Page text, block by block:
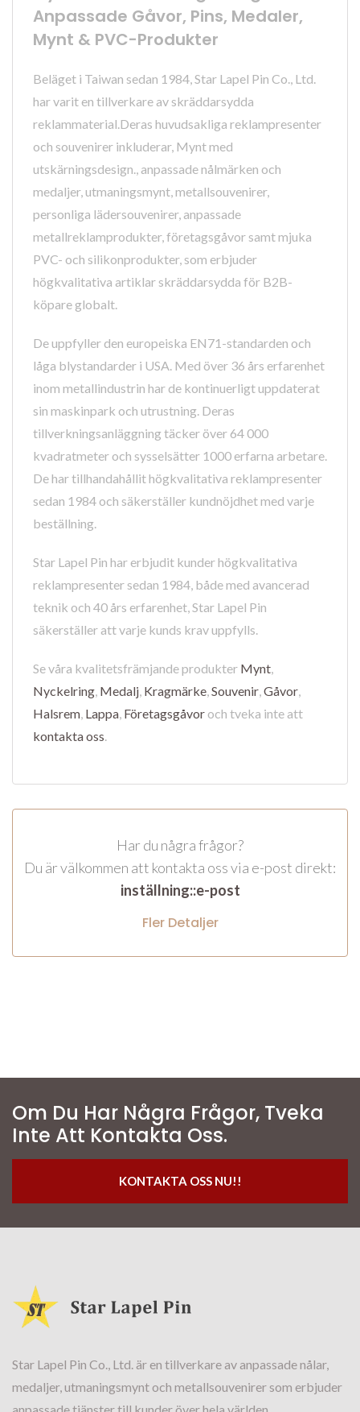
Anpassade Gåvor, Pins, Medaler,
Mynt & PVC-Produkter
Beläget i Taiwan sedan 1984, Star Lapel Pin Co., Ltd.
har varit en tillverkare av skräddarsydda
reklammaterial.Deras huvudsakliga reklampresenter
och souvenirer inkluderar, Mynt med
utskärningsdesign., anpassade nålmärken och
medaljer, utmaningsmynt, metallsouvenirer,
personliga lädersouvenirer, anpassade
metallreklamprodukter, företagsgåvor samt mjuka
PVC- och silikonprodukter, som erbjuder
högkvalitativa artiklar skräddarsydda för B2B-
köpare globalt.
De uppfyller den europeiska EN71-standarden och
låga blystandarder i USA. Med över 36 års erfarenhet
inom metallindustrin har de kontinuerligt uppdaterat
sin maskinpark och utrustning. Deras
tillverkningsanläggning täcker över 64 000
kvadratmeter och sysselsätter 1000 erfarna arbetare.
De har tillhandahållit högkvalitativa reklampresenter
sedan 1984 och säkerställer kundnöjdhet med varje
beställning.
Star Lapel Pin har erbjudit kunder högkvalitativa
reklampresenter sedan 1984, både med avancerad
teknik och 40 års erfarenhet, Star Lapel Pin
säkerställer att varje kunds krav uppfylls.
Se våra kvalitetsfrämjande produkter Mynt,
Nyckelring, Medalj, Kragmärke,Souvenir,Gåvor,
Halsrem, Lappa, Företagsgåvor och tveka inte att
kontakta oss.
Har du några frågor?
Du är välkommen att kontakta oss via e-post direkt:
inställning::e-post
Fler Detaljer
Om Du Har Några Frågor, Tveka
Inte Att Kontakta Oss.
KONTAKTA OSS NU!!
Star Lapel Pin Co., Ltd. är en tillverkare av anpassade nålar,
medaljer, utmaningsmynt och metallsouvenirer som erbjuder